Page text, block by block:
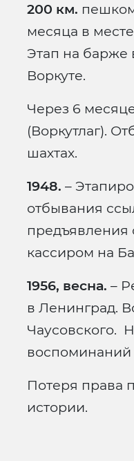
200 км.
месяца в
Этап на барже
Воркуте.
Через 6
(Воркутлаг).
шахтах.
1948. –
отбывания
предъявления
кассиром на
1956, весна. –
в Ленинград.
Чаусовского.
Потеря права
истории.